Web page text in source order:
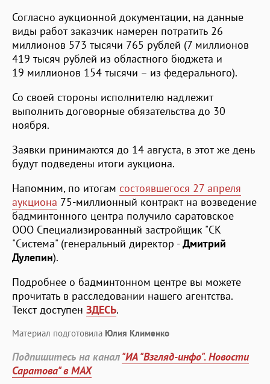
Согласно аукционной документации, на данные
виды работ заказчик намерен потратить 26
миллионов 573 тысячи 765 рублей (7 миллионов
419 тысяч рублей из областного бюджета и
19 миллионов 154 тысячи – из федерального).
Со своей стороны исполнителю надлежит
выполнить договорные обязательства до 30
ноября.
Заявки принимаются до 14 августа, в этот же день
будут подведены итоги аукциона.
Напомним, по итогам состоявшегося 27 апреля
аукциона 75-миллионный контракт на возведение
бадминтонного центра получило саратовское
ООО Специализированный застройщик "СК
"Система" (генеральный директор -Дмитрий
Дулепин).
Подробнее о бадминтонном центре вы можете
прочитать в расследовании нашего агентства.
Текст доступен ЗДЕСЬ.
Материал подготовила Юлия Клименко
Подпишитесь на канал"ИА "Взгляд-инфо". Новости
Саратова" в MAX